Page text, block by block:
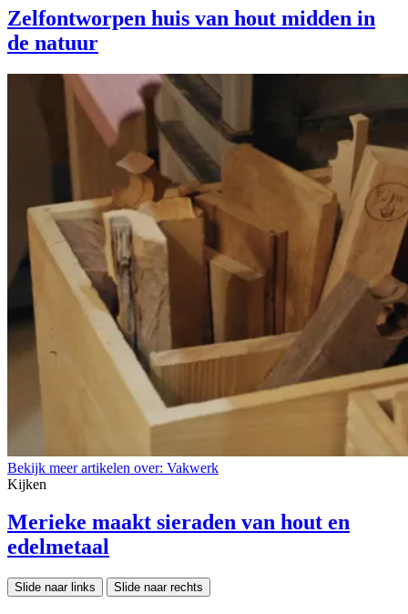
Zelfontworpen huis van hout midden in
de natuur
Bekijk meer artikelen over: Vakwerk
Kijken
Merieke maakt sieraden van hout en
edelmetaal
Slide naar links Slide naar rechts